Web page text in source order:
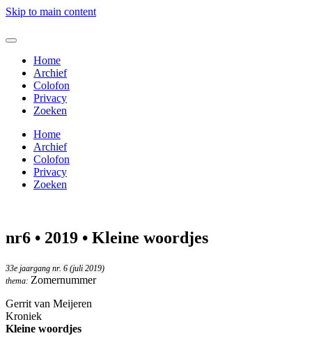
Skip to main content
Home
Archief
Colofon
Privacy
Zoeken
Home
Archief
Colofon
Privacy
Zoeken
nr6 • 2019 • Kleine woordjes
33e jaargang nr. 6 (juli 2019)
thema: Zomernummer
Gerrit van Meijeren
Kroniek
Kleine woordjes